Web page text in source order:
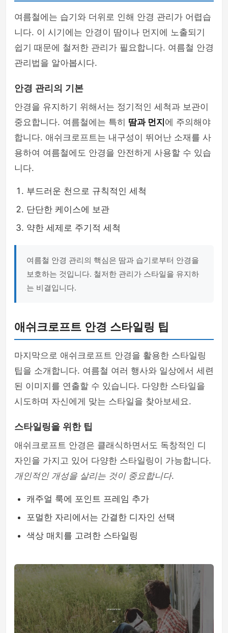
여름철에는 습기와 더위로 인해 안경 관리가 어렵습
니다. 이 시기에는 안경이 땀이나 먼지에 노출되기
쉽기 때문에 철저한 관리가 필요합니다. 여름철 안경
관리법을 알아봅시다.
안경 관리의 기본
안경을 유지하기 위해서는 정기적인 세척과 보관이
중요합니다. 여름철에는 특히 땀과 먼지 에 주의해야
합니다. 애쉬크로프트는 내구성이 뛰어난 소재를 사
용하여 여름철에도 안경을 안전하게 사용할 수 있습
니다.
부드러운 천으로 규칙적인 세척
단단한 케이스에 보관
약한 세제로 주기적 세척
여름철 안경 관리의 핵심은 땀과 습기로부터 안경을
보호하는 것입니다. 철저한 관리가 스타일을 유지하
는 비결입니다.
애쉬크로프트 안경 스타일링 팁
마지막으로 애쉬크로프트 안경을 활용한 스타일링
팁을 소개합니다. 여름철 여러 행사와 일상에서 세련
된 이미지를 연출할 수 있습니다. 다양한 스타일을
시도하며 자신에게 맞는 스타일을 찾아보세요.
스타일링을 위한 팁
애쉬크로프트 안경은 클래식하면서도 독창적인 디
자인을 가지고 있어 다양한 스타일링이 가능합니다.
개인적인 개성을 살리는 것이 중요합니다.
캐주얼 룩에 포인트 프레임 추가
포멀한 자리에서는 간결한 디자인 선택
색상 매치를 고려한 스타일링